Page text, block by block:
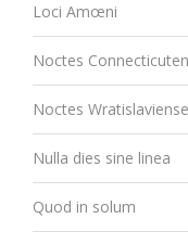
Loci Amœni
Noctes
Noctes
Nulla dies sine linea
Quod in solum